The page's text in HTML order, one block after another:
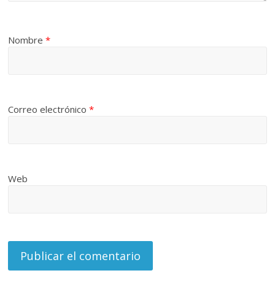
Nombre*
Correo electrónico*
Web